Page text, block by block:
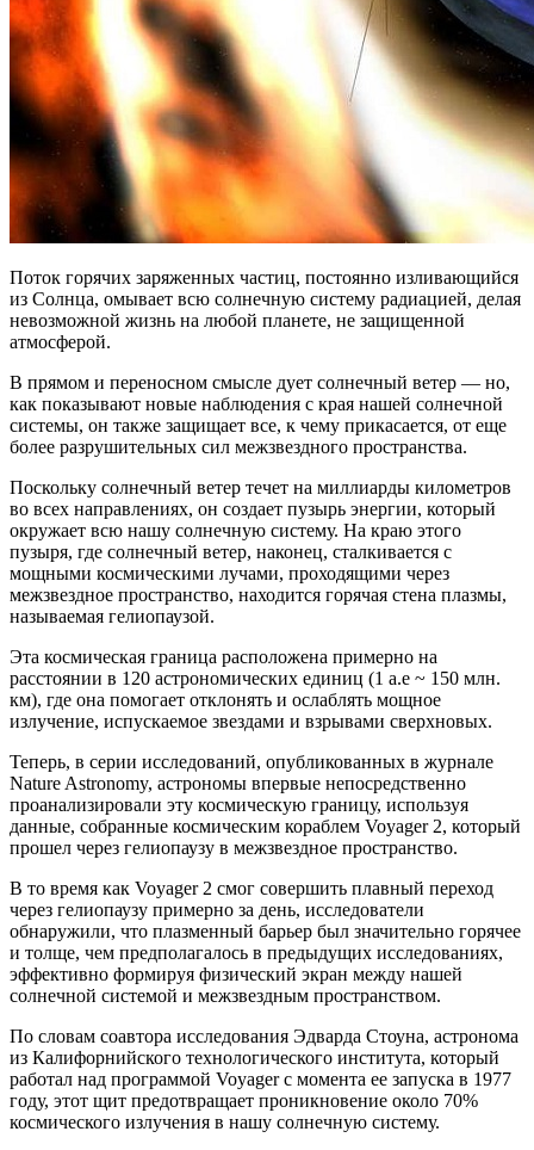
Поток горячих заряженных частиц, постоянно изливающийся
из Солнца, омывает всю солнечную систему радиацией, делая
невозможной жизнь на любой планете, не защищенной
атмосферой.
В прямом и переносном смысле дует солнечный ветер — но,
как показывают новые наблюдения с края нашей солнечной
системы, он также защищает все, к чему прикасается, от еще
более разрушительных сил межзвездного пространства.
Поскольку солнечный ветер течет на миллиарды километров
во всех направлениях, он создает пузырь энергии, который
окружает всю нашу солнечную систему. На краю этого
пузыря, где солнечный ветер, наконец, сталкивается с
мощными космическими лучами, проходящими через
межзвездное пространство, находится горячая стена плазмы,
называемая гелиопаузой.
Эта космическая граница расположена примерно на
расстоянии в 120 астрономических единиц (1 а.е ~ 150 млн.
км), где она помогает отклонять и ослаблять мощное
излучение, испускаемое звездами и взрывами сверхновых.
Теперь, в серии исследований, опубликованных в журнале
Nature Astronomy, астрономы впервые непосредственно
проанализировали эту космическую границу, используя
данные, собранные космическим кораблем Voyager 2, который
прошел через гелиопаузу в межзвездное пространство.
В то время как Voyager 2 смог совершить плавный переход
через гелиопаузу примерно за день, исследователи
обнаружили, что плазменный барьер был значительно горячее
и толще, чем предполагалось в предыдущих исследованиях,
эффективно формируя физический экран между нашей
солнечной системой и межзвездным пространством.
По словам соавтора исследования Эдварда Стоуна, астронома
из Калифорнийского технологического института, который
работал над программой Voyager с момента ее запуска в 1977
году, этот щит предотвращает проникновение около 70%
космического излучения в нашу солнечную систему.